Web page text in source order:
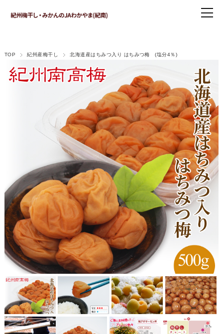
TOP 紀州産梅干し 北海道産はちみつ入り はちみつ梅 (塩分4％)